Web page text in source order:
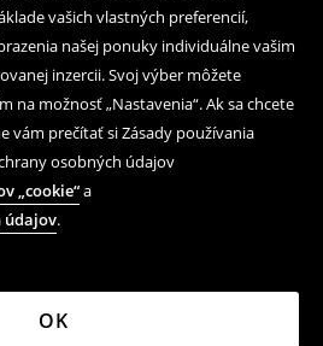
vašich vlastných preferencií,
našej ponuky individuálne vašim
inzercii. Svoj výber môžete
na možnosť „Nastavenia“. Ak sa chcete
vám prečítať si Zásady používania
osobných údajov
„cookie“a
údajov.
OK